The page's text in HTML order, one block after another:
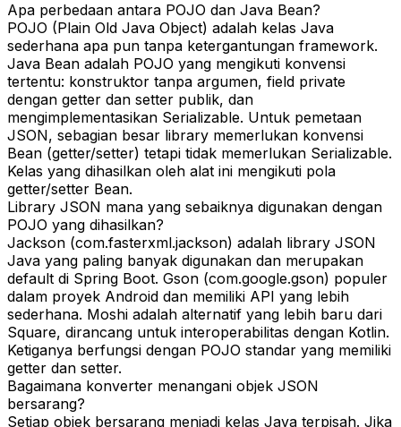
Apa perbedaan antara POJO dan Java Bean?
POJO (Plain Old Java Object) adalah kelas Java
sederhana apa pun tanpa ketergantungan framework.
Java Bean adalah POJO yang mengikuti konvensi
tertentu: konstruktor tanpa argumen, field private
dengan getter dan setter publik, dan
mengimplementasikan Serializable. Untuk pemetaan
JSON, sebagian besar library memerlukan konvensi
Bean (getter/setter) tetapi tidak memerlukan Serializable.
Kelas yang dihasilkan oleh alat ini mengikuti pola
getter/setter Bean.
Library JSON mana yang sebaiknya digunakan dengan
POJO yang dihasilkan?
Jackson (com.fasterxml.jackson) adalah library JSON
Java yang paling banyak digunakan dan merupakan
default di Spring Boot. Gson (com.google.gson) populer
dalam proyek Android dan memiliki API yang lebih
sederhana. Moshi adalah alternatif yang lebih baru dari
Square, dirancang untuk interoperabilitas dengan Kotlin.
Ketiganya berfungsi dengan POJO standar yang memiliki
getter dan setter.
Bagaimana konverter menangani objek JSON
bersarang?
Setiap objek bersarang menjadi kelas Java terpisah. Jika